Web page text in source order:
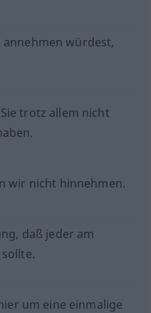
würdest,
trotz allem nicht
wir nicht hinnehmen.
daß jeder am
um eine einmalige